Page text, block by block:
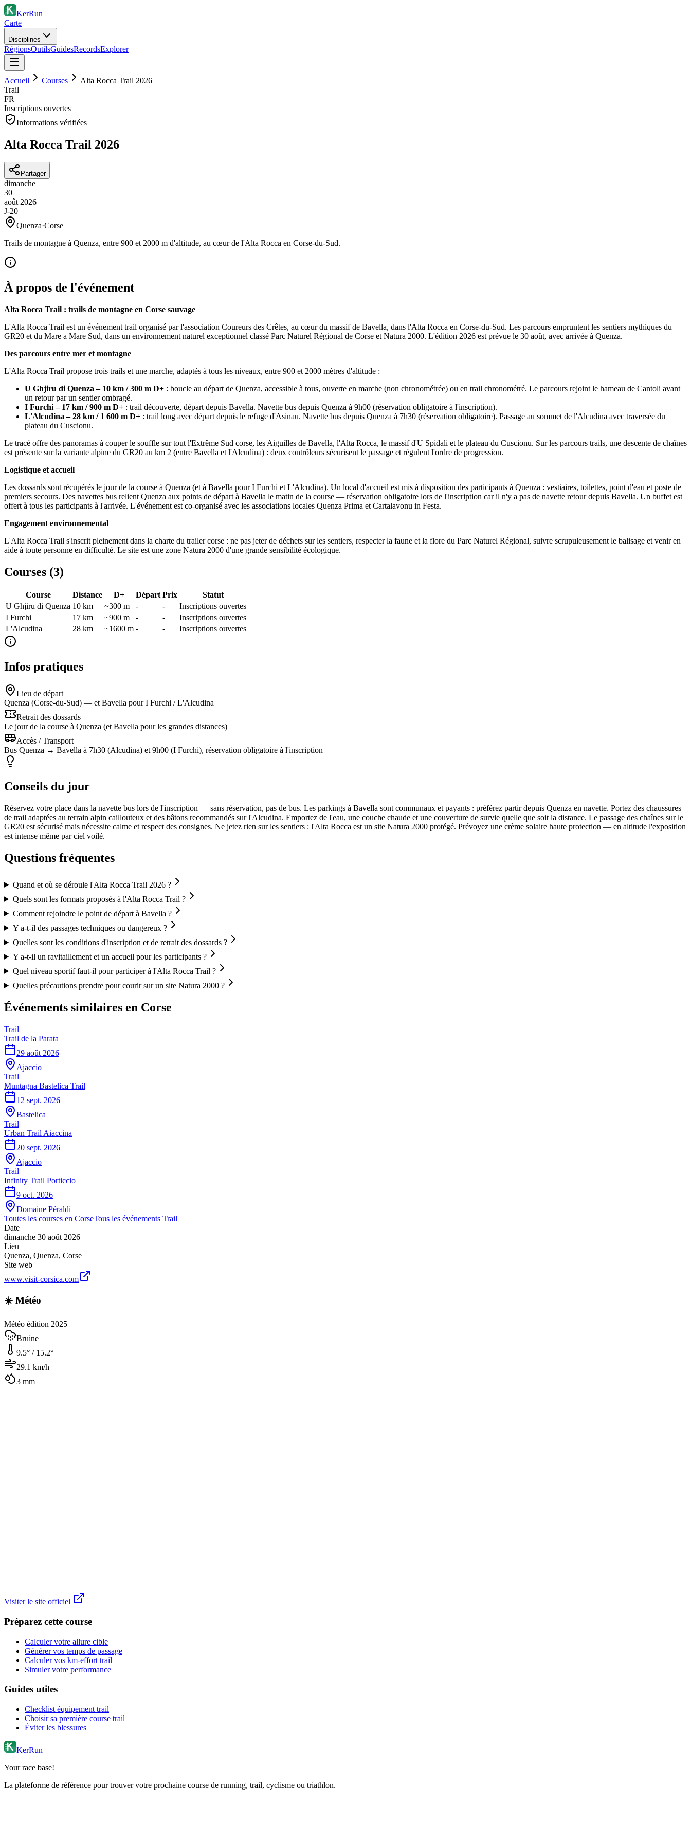
KerRun
Carte
Disciplines
RégionsOutilsGuidesRecordsExplorer
Accueil Courses
Alta Rocca Trail 2026
Trail
FR
Inscriptions ouvertes
Informations vérifiées
Alta Rocca Trail 2026
Partager
dimanche
30
août 2026
J-20
Quenza·Corse
Trails de montagne à Quenza, entre 900 et 2000 m d'altitude, au cœur de l'Alta Rocca en Corse-du-Sud.
À propos de l'événement
Alta Rocca Trail : trails de montagne en Corse sauvage
L'Alta Rocca Trail est un événement trail organisé par l'association Coureurs des Crêtes, au cœur du massif de Bavella, dans l'Alta Rocca en Corse-du-Sud. Les parcours empruntent les sentiers mythiques du
GR20 et du Mare a Mare Sud, dans un environnement naturel exceptionnel classé Parc Naturel Régional de Corse et Natura 2000. L'édition 2026 est prévue le 30 août, avec arrivée à Quenza.
Des parcours entre mer et montagne
L'Alta Rocca Trail propose trois trails et une marche, adaptés à tous les niveaux, entre 900 et 2000 mètres d'altitude :
U Ghjiru di Quenza – 10 km / 300 m D+ : boucle au départ de Quenza, accessible à tous, ouverte en marche (non chronométrée) ou en trail chronométré. Le parcours rejoint le hameau de Cantoli avant
un retour par un sentier ombragé.
I Furchi – 17 km / 900 m D+ : trail découverte, départ depuis Bavella. Navette bus depuis Quenza à 9h00 (réservation obligatoire à l'inscription).
L'Alcudina – 28 km / 1 600 m D+ : trail long avec départ depuis le refuge d'Asinau. Navette bus depuis Quenza à 7h30 (réservation obligatoire). Passage au sommet de l'Alcudina avec traversée du
plateau du Cuscionu.
Le tracé offre des panoramas à couper le souffle sur tout l'Extrême Sud corse, les Aiguilles de Bavella, l'Alta Rocca, le massif d'U Spidali et le plateau du Cuscionu. Sur les parcours trails, une descente de chaînes
est présente sur la variante alpine du GR20 au km 2 (entre Bavella et l'Alcudina) : deux contrôleurs sécurisent le passage et régulent l'ordre de progression.
Logistique et accueil
Les dossards sont récupérés le jour de la course à Quenza (et à Bavella pour I Furchi et L'Alcudina). Un local d'accueil est mis à disposition des participants à Quenza : vestiaires, toilettes, point d'eau et poste de
premiers secours. Des navettes bus relient Quenza aux points de départ à Bavella le matin de la course — réservation obligatoire lors de l'inscription car il n'y a pas de navette retour depuis Bavella. Un buffet est
offert à tous les participants à l'arrivée. L'événement est co-organisé avec les associations locales Quenza Prima et Cartalavonu in Festa.
Engagement environnemental
L'Alta Rocca Trail s'inscrit pleinement dans la charte du trailer corse : ne pas jeter de déchets sur les sentiers, respecter la faune et la flore du Parc Naturel Régional, suivre scrupuleusement le balisage et venir en
aide à toute personne en difficulté. Le site est une zone Natura 2000 d'une grande sensibilité écologique.
Courses (3)
Course Distance D+ Départ Prix
Statut
U Ghjiru di Quenza 10 km ~300 m - -
Inscriptions ouvertes
I Furchi
17 km ~900 m - -
Inscriptions ouvertes
L'Alcudina
28 km ~1600 m - - Inscriptions ouvertes
Infos pratiques
Lieu de départ
Quenza (Corse-du-Sud) — et Bavella pour I Furchi / L'Alcudina
Retrait des dossards
Le jour de la course à Quenza (et Bavella pour les grandes distances)
Accès / Transport
Bus Quenza → Bavella à 7h30 (Alcudina) et 9h00 (I Furchi), réservation obligatoire à l'inscription
Conseils du jour
Réservez votre place dans la navette bus lors de l'inscription — sans réservation, pas de bus. Les parkings à Bavella sont communaux et payants : préférez partir depuis Quenza en navette. Portez des chaussures
de trail adaptées au terrain alpin caillouteux et des bâtons recommandés sur l'Alcudina. Emportez de l'eau, une couche chaude et une couverture de survie quelle que soit la distance. Le passage des chaînes sur le
GR20 est sécurisé mais nécessite calme et respect des consignes. Ne jetez rien sur les sentiers : l'Alta Rocca est un site Natura 2000 protégé. Prévoyez une crème solaire haute protection — en altitude l'exposition
est intense même par ciel voilé.
Questions fréquentes
Quand et où se déroule l'Alta Rocca Trail 2026 ?
Quels sont les formats proposés à l'Alta Rocca Trail ?
Comment rejoindre le point de départ à Bavella ?
Y a-t-il des passages techniques ou dangereux ?
Quelles sont les conditions d'inscription et de retrait des dossards ?
Y a-t-il un ravitaillement et un accueil pour les participants ?
Quel niveau sportif faut-il pour participer à l'Alta Rocca Trail ?
Quelles précautions prendre pour courir sur un site Natura 2000 ?
Événements similaires en Corse
Trail
Trail de la Parata
29 août 2026
Ajaccio
Trail
Muntagna Bastelica Trail
12 sept. 2026
Bastelica
Trail
Urban Trail Aiaccina
20 sept. 2026
Ajaccio
Trail
Infinity Trail Porticcio
9 oct. 2026
Domaine Péraldi
Toutes les courses en CorseTous les événements Trail
Date
dimanche 30 août 2026
Lieu
Quenza, Quenza, Corse
Site web
www.visit-corsica.com
☀️ Météo
Météo édition 2025
Bruine
9.5° / 15.2°
29.1 km/h
3 mm
Visiter le site officiel
Préparez cette course
Calculer votre allure cible
Générer vos temps de passage
Calculer vos km-effort trail
Simuler votre performance
Guides utiles
Checklist équipement trail
Choisir sa première course trail
Éviter les blessures
KerRun
Your race base!
La plateforme de référence pour trouver votre prochaine course de running, trail, cyclisme ou triathlon.